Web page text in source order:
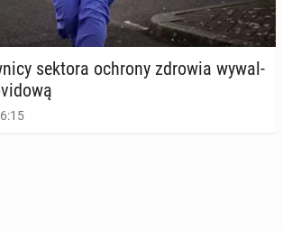
sektora ochrony zdrowia wy­wal­